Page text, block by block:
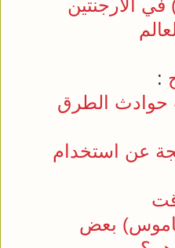
:
حوادث الطرق
عن استخدام
بعض